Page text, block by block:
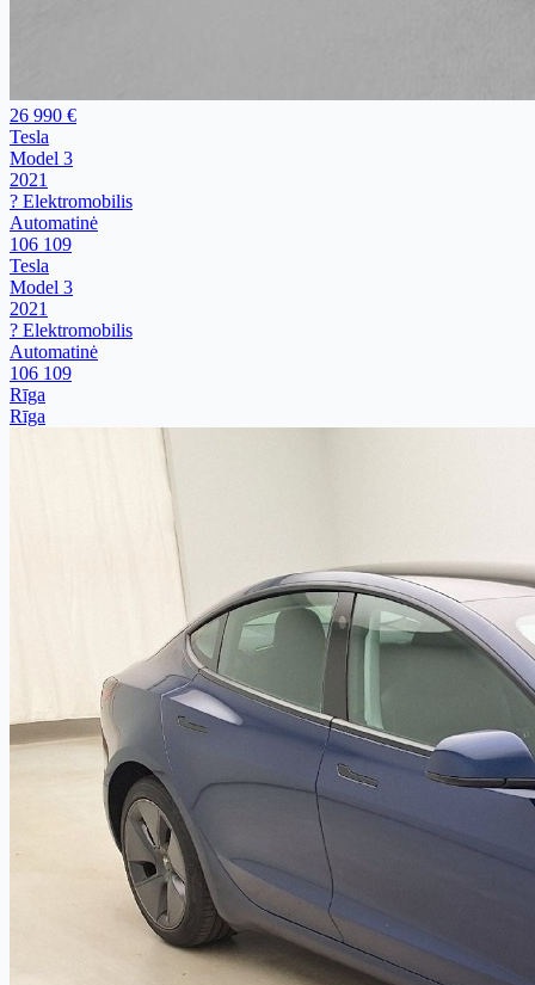
26 990 €
Tesla
Model 3
2021
? Elektromobilis
Automatinė
106 109
Tesla
Model 3
2021
? Elektromobilis
Automatinė
106 109
Rīga
Rīga